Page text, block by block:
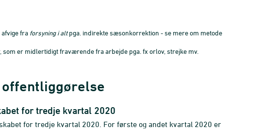
fra forsyning i altpga. indirekte sæsonkorrektion - se mere om metode
er midlertidigt fraværende fra arbejde pga. fx orlov, strejke mv.
for tredje kvartal 2020
for tredje kvartal 2020. For første og andet kvartal 2020 er